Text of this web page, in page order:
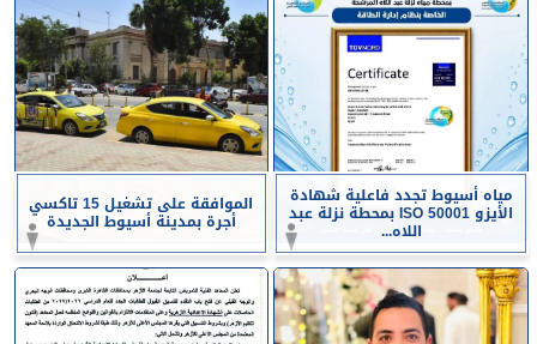
مياه أسيوط تجدد فاعلية شهادة
الأيزو ISO 50001 بمحطة نزلة عبد
اللاه...
الموافقة على تشغيل 15 تاكسي
أجرة بمدينة أسيوط الجديدة